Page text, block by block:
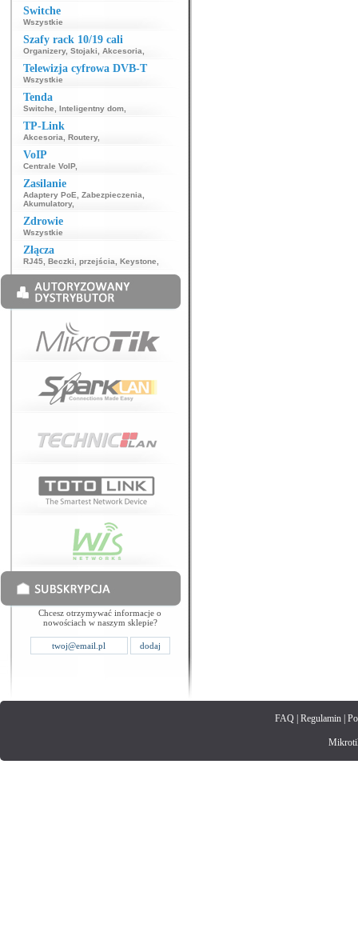
Switche
Wszystkie
Szafy rack 10/19 cali
Organizery, Stojaki Akcesoria
Telewizja cyfrowa DVB-T
Wszystkie
Tenda
Switche Inteligentny dom
TP-Link
Akcesoria Routery,
VoIP
Centrale VoIP,
Zasilanie
Adaptery PoE Zabezpieczenia
Akumulatory,
Zdrowie
Wszystkie
Złącza
RJ45 Beczki, przejścia Keystone
Chcesz otrzymywać informacje o
nowościach w naszym sklepie?
FAQ| Regulamin|